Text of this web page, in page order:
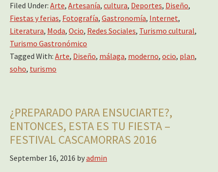
Filed Under: Arte, Artesanía, cultura, Deportes, Diseño,
Fiestas y ferias, Fotografía, Gastronomía, Internet,
Literatura, Moda, Ocio, Redes Sociales, Turismo cultural,
Turismo Gastronómico
Tagged With: Arte, Diseño, málaga, moderno, ocio, plan,
soho, turismo
¿PREPARADO PARA ENSUCIARTE?,
ENTONCES, ESTA ES TU FIESTA –
FESTIVAL CASCAMORRAS 2016
September 16, 2016 byadmin